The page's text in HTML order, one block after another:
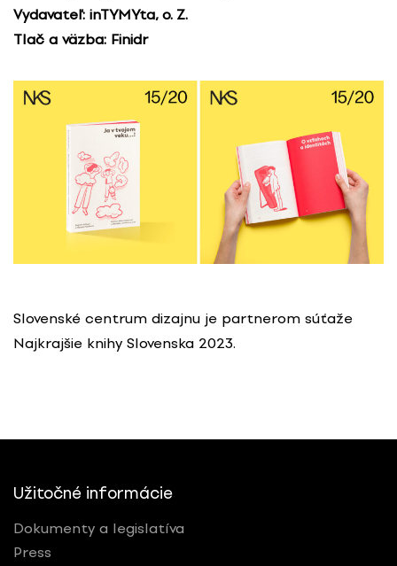
Vydavateľ: inTYMYta, o. Z.
Tlač a väzba: Finidr
Slovenské centrum dizajnu je partnerom súťaže
Najkrajšie knihy Slovenska 2023.
Užitočné informácie
Dokumenty a legislatíva
Press